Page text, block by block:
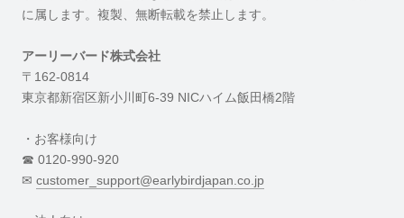
に属します。複製、無断転載を禁止します。
アーリーバード株式会社
〒162-0814
東京都新宿区新小川町6-39 NICハイム飯田橋2階
・お客様向け
☎︎ 0120-990-920
✉︎ customer_support@earlybirdjapan.co.jp